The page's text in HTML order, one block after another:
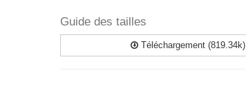
Guide des tailles
Téléchargement (819.34k)